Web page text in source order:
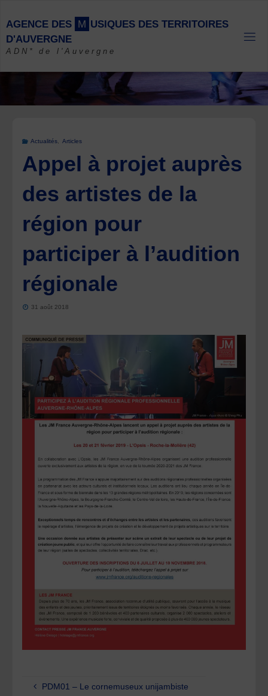
content
AGENCE DES M USIQUES DES TERRITOIRES
D'AUVERGNE
ADN* de l'Auvergne
Actualités Articles
Appel à projet auprès
des artistes de la
région pour
participer à l’audition
régionale
31 août 2018
PDM01 – Le cornemuseux unijambiste